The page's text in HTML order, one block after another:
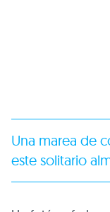
Una marea de
este solitario